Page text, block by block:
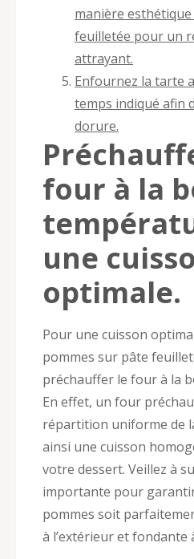
manière
feuilletée pour un
attrayant.
Enfournez la tarte
temps indiqué afin
dorure.
four à la
une
optimale.
Pour une cuisson
pommes sur pâte
préchauffer le four à la
En effet, un four
répartition uniforme de
ainsi une cuisson
votre dessert. Veillez à
importante pour
pommes soit
à l’extérieur et fondante